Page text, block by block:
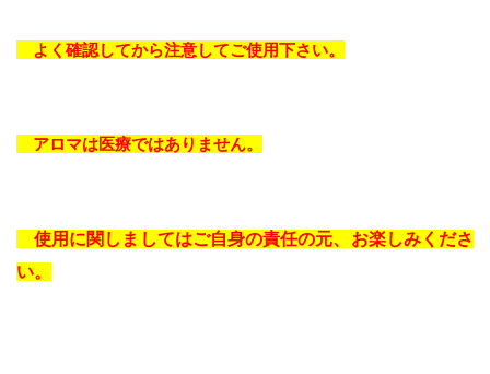
よく確認してから注意してご使用下さい。
アロマは医療ではありません。
使用に関しましてはご自身の責任の元、お楽しみくださ
い。